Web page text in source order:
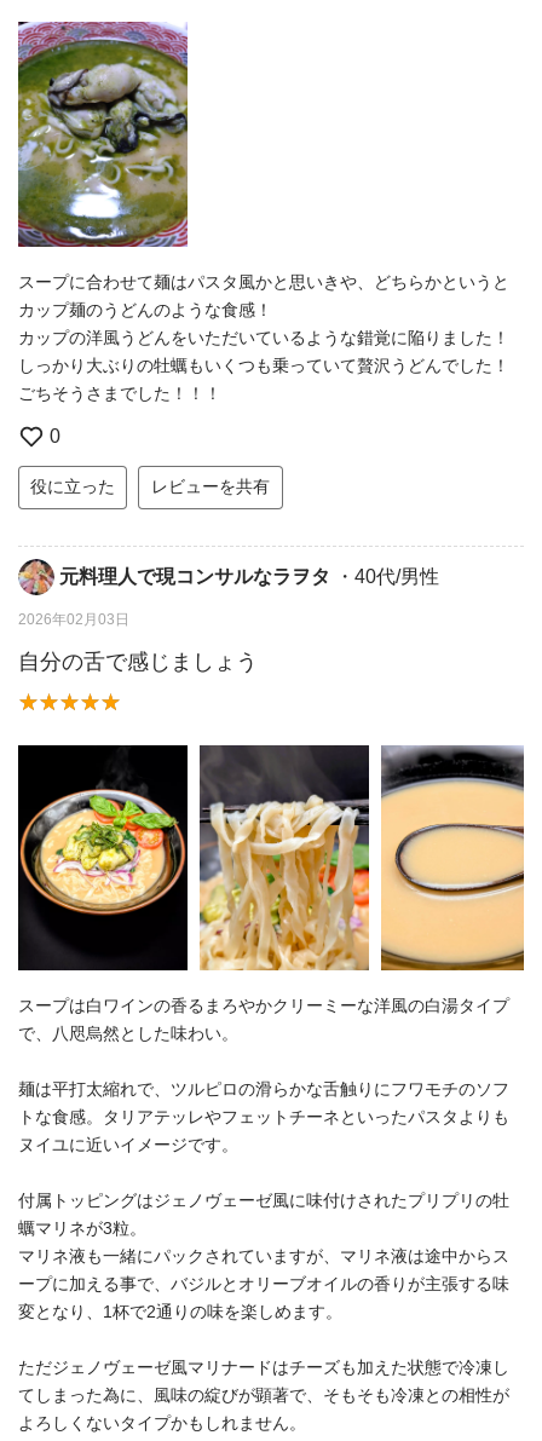
スープに合わせて麺はパスタ風かと思いきや、どちらかというと
カップ麺のうどんのような食感！
カップの洋風うどんをいただいているような錯覚に陥りました！
しっかり大ぶりの牡蠣もいくつも乗っていて贅沢うどんでした！
ごちそうさまでした！！！
0
役に立った レビューを共有
元料理人で現コンサルなラヲタ ・40代/男性
2026年02月03日
自分の舌で感じましょう
スープは白ワインの香るまろやかクリーミーな洋風の白湯タイプ
で、八咫烏然とした味わい。
麺は平打太縮れで、ツルピロの滑らかな舌触りにフワモチのソフ
トな食感。タリアテッレやフェットチーネといったパスタよりも
ヌイユに近いイメージです。
付属トッピングはジェノヴェーゼ風に味付けされたプリプリの牡
蠣マリネが3粒。
マリネ液も一緒にパックされていますが、マリネ液は途中からス
ープに加える事で、バジルとオリーブオイルの香りが主張する味
変となり、1杯で2通りの味を楽しめます。
ただジェノヴェーゼ風マリナードはチーズも加えた状態で冷凍し
てしまった為に、風味の綻びが顕著で、そもそも冷凍との相性が
よろしくないタイプかもしれません。